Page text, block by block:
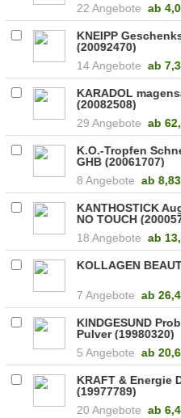
22 Angebote ab
KNEIPP
(20092470)
14 Angebote ab
KARADOL
(20082508)
29 Angebote ab
K.O.-Tropfen
GHB (20061707)
8 Angebote ab
KANTHOSTICK
NO TOUCH
18 Angebote ab
KOLLAGEN
7 Angebote ab
KINDGESUND
Pulver (19980320)
5 Angebote ab
KRAFT & Energie
(19977789)
20 Angebote ab